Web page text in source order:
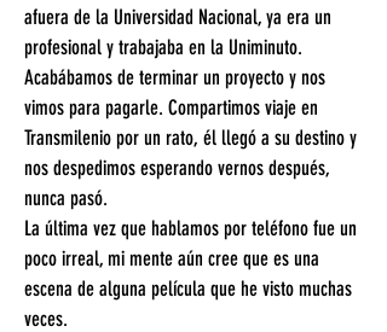
afuera de la Universidad Nacional, ya era un
profesional y trabajaba en la Uniminuto.
Acabábamos de terminar un proyecto y nos
vimos para pagarle. Compartimos viaje en
Transmilenio por un rato, él llegó a su destino y
nos despedimos esperando vernos después,
nunca pasó.
La última vez que hablamos por teléfono fue un
poco irreal, mi mente aún cree que es una
escena de alguna película que he visto muchas
veces.